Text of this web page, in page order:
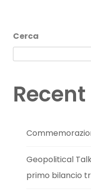
Cerca
Geopolitical
primo bilancio